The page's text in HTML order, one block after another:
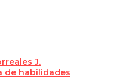
J.
de habilidades